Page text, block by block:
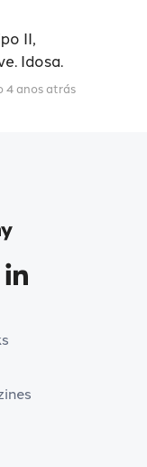
II,
Idosa.
4 anos atrás